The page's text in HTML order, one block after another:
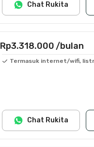
Chat Rukita
Rp3.318.000 /bulan
Termasuk internet/wifi,
Chat Rukita